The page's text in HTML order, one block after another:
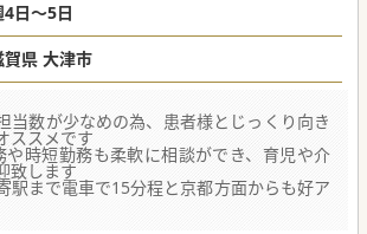
4日～5日
滋賀県 大津市
数が少なめの為、患者様とじっくり向き
ススメです
時短勤務も柔軟に相談ができ、育児や介
致します
まで電車で15分程と京都方面からも好ア
トからのメッセージ★☆